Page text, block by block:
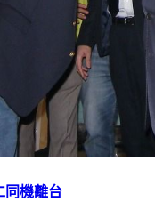
機離台